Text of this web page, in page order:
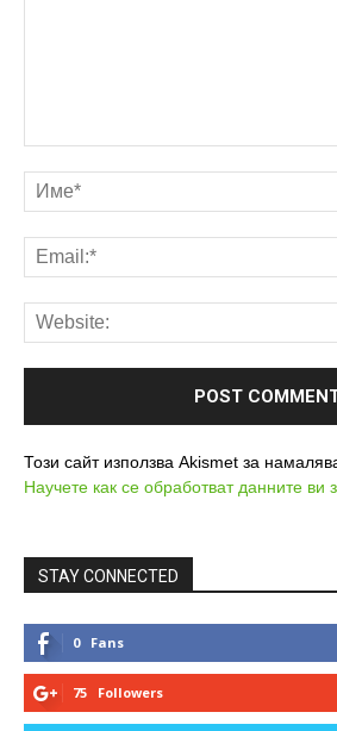
Този сайт използва Akismet за
Научете как се обработват данните ви
STAY CONNECTED
0 Fans
75 Followers